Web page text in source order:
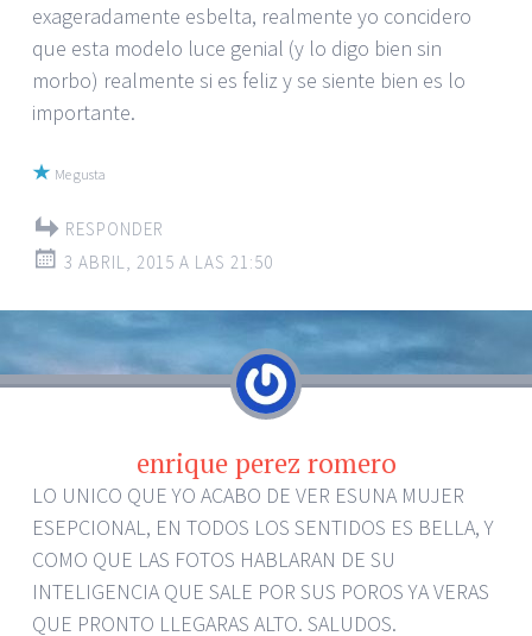
exageradamente esbelta, realmente yo concidero
que esta modelo luce genial (y lo digo bien sin
morbo) realmente si es feliz y se siente bien es lo
importante.
Me gusta
RESPONDER
3 ABRIL, 2015 A LAS 21:50
enrique perez romero
LO UNICO QUE YO ACABO DE VER ESUNA MUJER
ESEPCIONAL, EN TODOS LOS SENTIDOS ES BELLA, Y
COMO QUE LAS FOTOS HABLARAN DE SU
INTELIGENCIA QUE SALE POR SUS POROS YA VERAS
QUE PRONTO LLEGARAS ALTO. SALUDOS.